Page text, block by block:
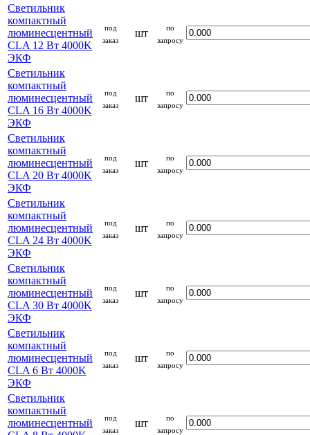
Светильник
компактный
люминесцентный
CLA 12 Вт 4000K
ЭКФ
под
заказ
шт
по
запросу
Светильник
компактный
люминесцентный
CLA 16 Вт 4000K
ЭКФ
под
заказ
шт
по
запросу
Светильник
компактный
люминесцентный
CLA 20 Вт 4000K
ЭКФ
под
заказ
шт
по
запросу
Светильник
компактный
люминесцентный
CLA 24 Вт 4000K
ЭКФ
под
заказ
шт
по
запросу
Светильник
компактный
люминесцентный
CLA 30 Вт 4000K
ЭКФ
под
заказ
шт
по
запросу
Светильник
компактный
люминесцентный
CLA 6 Вт 4000K
ЭКФ
под
заказ
шт
по
запросу
Светильник
компактный
люминесцентный
под
заказ
шт
по
запросу